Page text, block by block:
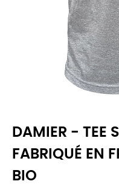
DAMIER - TEE
FABRIQUÉ EN
BIO